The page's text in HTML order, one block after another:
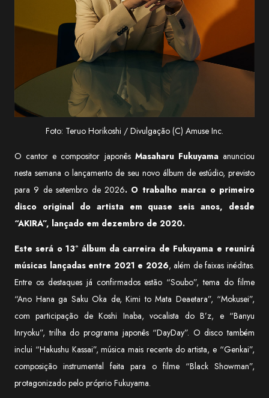
Foto: Teruo Horikoshi / Divulgação (C) Amuse Inc.
O cantor e compositor japonês Masaharu Fukuyamaanunciou
nesta semana o lançamento de seu novo álbum de estúdio, previsto
para 9 de setembro de 2026. O trabalho marca o primeiro
disco original do artista em quase seis anos, desde
“AKIRA”, lançado em dezembro de 2020.
Este será o 13º álbum da carreira de Fukuyama e reunirá
músicas lançadas entre 2021 e 2026, além de faixas inéditas.
Entre os destaques já confirmados estão “Soubo”, tema do filme
“Ano Hana ga Saku Oka de, Kimi to Mata Deaetara”, “Mokusei”,
com participação de Koshi Inaba, vocalista do B’z, e “Banyu
Inryoku”, trilha do programa japonês “DayDay”. O disco também
inclui “Hakushu Kassai”, música mais recente do artista, e “Genkai”,
composição instrumental feita para o filme “Black Showman”,
protagonizado pelo próprio Fukuyama.